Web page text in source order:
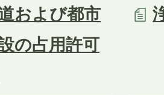
および都市
の占用許可